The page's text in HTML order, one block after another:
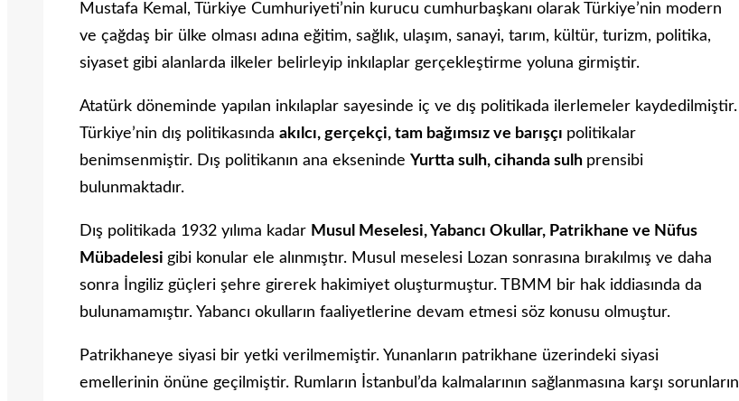
Mustafa Kemal, Türkiye Cumhuriyeti’nin kurucu cumhurbaşkanı olarak Türkiye’nin modern
ve çağdaş bir ülke olması adına eğitim, sağlık, ulaşım, sanayi, tarım, kültür, turizm, politika,
siyaset gibi alanlarda ilkeler belirleyip inkılaplar gerçekleştirme yoluna girmiştir.
Atatürk döneminde yapılan inkılaplar sayesinde iç ve dış politikada ilerlemeler kaydedilmiştir.
Türkiye’nin dış politikasında akılcı, gerçekçi, tam bağımsız ve barışçı politikalar
benimsenmiştir. Dış politikanın ana ekseninde Yurtta sulh, cihanda sulh prensibi
bulunmaktadır.
Dış politikada 1932 yılıma kadar Musul Meselesi, Yabancı Okullar, Patrikhane ve Nüfus
Mübadelesi gibi konular ele alınmıştır. Musul meselesi Lozan sonrasına bırakılmış ve daha
sonra İngiliz güçleri şehre girerek hakimiyet oluşturmuştur. TBMM bir hak iddiasında da
bulunamamıştır. Yabancı okulların faaliyetlerine devam etmesi söz konusu olmuştur.
Patrikhaneye siyasi bir yetki verilmemiştir. Yunanların patrikhane üzerindeki siyasi
emellerinin önüne geçilmiştir. Rumların İstanbul’da kalmalarının sağlanmasına karşı sorunların